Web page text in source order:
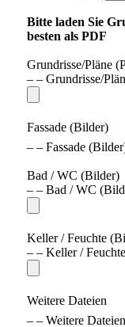
Bitte laden Sie
besten als PDF
Grundrisse/Pläne
– – Grundrisse/
Fassade (Bilder)
– – Fassade
Bad / WC (Bilder)
– – Bad / WC
Keller / Feuchte
– – Keller /
Weitere Dateien
– – Weitere Dateien